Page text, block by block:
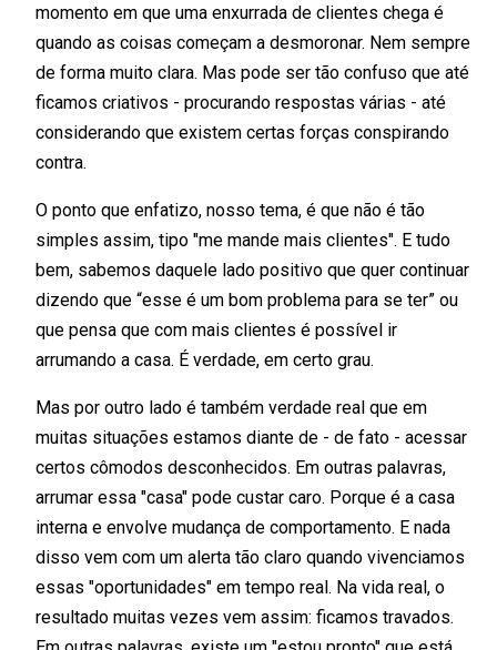
momento em que uma enxurrada de clientes chega é
quando as coisas começam a desmoronar. Nem sempre
de forma muito clara. Mas pode ser tão confuso que até
ficamos criativos - procurando respostas várias - até
considerando que existem certas forças conspirando
contra.
O ponto que enfatizo, nosso tema, é que não é tão
simples assim, tipo "me mande mais clientes". E tudo
bem, sabemos daquele lado positivo que quer continuar
dizendo que “esse é um bom problema para se ter” ou
que pensa que com mais clientes é possível ir
arrumando a casa. É verdade, em certo grau.
Mas por outro lado é também verdade real que em
muitas situações estamos diante de - de fato - acessar
certos cômodos desconhecidos. Em outras palavras,
arrumar essa "casa" pode custar caro. Porque é a casa
interna e envolve mudança de comportamento. E nada
disso vem com um alerta tão claro quando vivenciamos
essas "oportunidades" em tempo real. Na vida real, o
resultado muitas vezes vem assim: ficamos travados.